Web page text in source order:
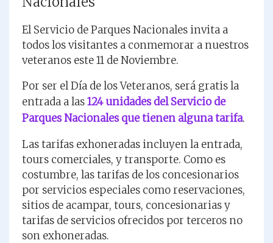
El Servicio de Parques Nacionales invita a
todos los visitantes a conmemorar a nuestros
veteranos este 11 de Noviembre.
Por ser el Día de los Veteranos, será gratis la
entrada a las124 unidades del Servicio de
Parques Nacionales que tienen alguna tarifa.
Las tarifas exhoneradas incluyen la entrada,
tours comerciales, y transporte. Como es
costumbre, las tarifas de los concesionarios
por servicios especiales como reservaciones,
sitios de acampar, tours, concesionarias y
tarifas de servicios ofrecidos por terceros no
son exhoneradas.